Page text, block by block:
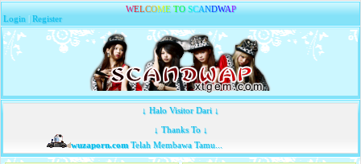
WELCOME TO SCANDWAP
Login |Register
↓ Halo Visitor Dari ↓
↓ Thanks To ↓
wuzaporn.comTelah Membawa Tamu...